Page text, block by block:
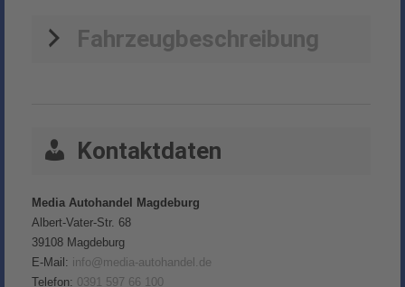
Fahrzeugbeschreibung
Kontaktdaten
Media Autohandel Magdeburg
Albert-Vater-Str. 68
39108 Magdeburg
E-Mail: info@media-autohandel.de
Telefon: 0391 597 66 100